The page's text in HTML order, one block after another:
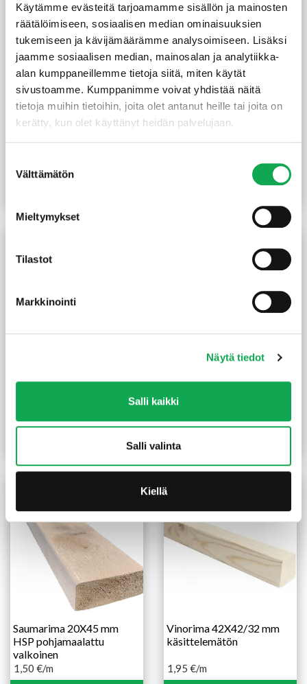
Käytämme evästeitä tarjoamamme sisällön ja mainosten
räätälöimiseen, sosiaalisen median ominaisuuksien
tukemiseen ja kävijämäärämme analysoimiseen. Lisäksi
jaamme sosiaalisen median, mainosalan ja analytiikka-
alan kumppaneillemme tietoja siitä, miten käytät
sivustoamme. Kumppanimme voivat yhdistää näitä
tietoja muihin tietoihin, joita olet antanut heille tai joita on
kerätty, kun olet käyttänyt heidän palvelujaan.
valinta
Välttämätön
Mieltymykset
Tilastot
Markkinointi
Näytä tiedot
Salli kaikki
Salli valinta
Kiellä
Vinorima 42X42/32 mm
2,15€/m
Ulkoverhouspaneeli UYL
(20,37 €/m²)
Saumarima 20X45 mm
1,35€/m
Ulkoverhouspaneeli UTV
käsittelemätön
2,05€/m(18,63 €/m²)
Saumarima 20X45 mm
HSP pohjamaalattu
valkoinen
1,50 €/m
Vinorima 42X42/32 mm
käsittelemätön
1,95 €/m